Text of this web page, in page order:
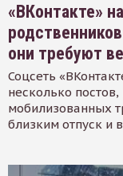
«ВКонтакте»
они требуют
Соцсеть
несколько
мобилизованных
близким отпуск и